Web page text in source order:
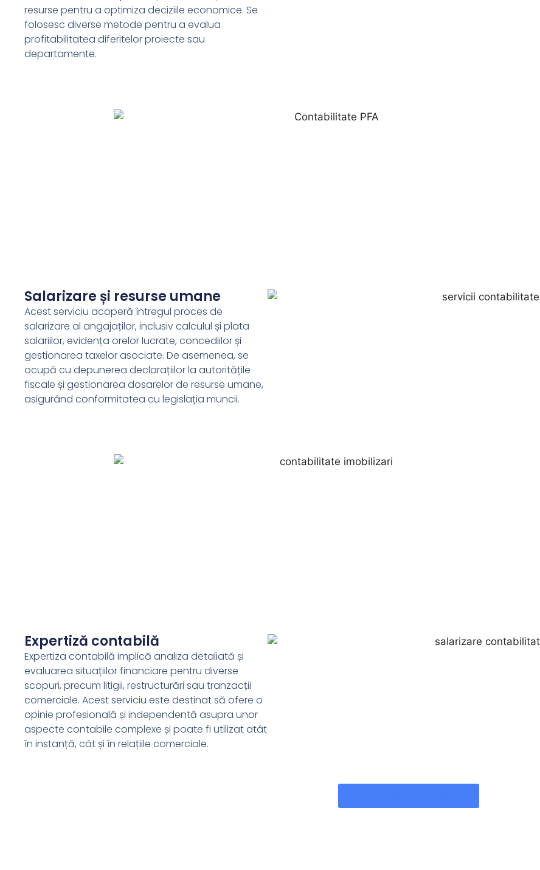
resurse pentru a optimiza deciziile economice. Se
folosesc diverse metode pentru a evalua
profitabilitatea diferitelor proiecte sau
departamente.
Salarizare și resurse umane
Acest serviciu acoperă întregul proces de
salarizare al angajaților, inclusiv calculul și plata
salariilor, evidența orelor lucrate, concediilor și
gestionarea taxelor asociate. De asemenea, se
ocupă cu depunerea declarațiilor la autoritățile
fiscale și gestionarea dosarelor de resurse umane,
asigurând conformitatea cu legislația muncii.
Expertiză contabilă
Expertiza contabilă implică analiza detaliată și
evaluarea situațiilor financiare pentru diverse
scopuri, precum litigii, restructurări sau tranzacții
comerciale. Acest serviciu este destinat să ofere o
opinie profesională și independentă asupra unor
aspecte contabile complexe și poate fi utilizat atât
în instanță, cât și în relațiile comerciale.